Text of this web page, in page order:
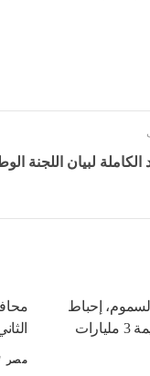
لبيان اللجنة
إحباط
تهريب مواد مخدرة بقيمة 3 مليارات
مصر